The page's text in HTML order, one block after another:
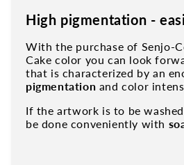
High pigmentation -
With the purchase of Senjo-
Cake color you can look
that is characterized by an
pigmentation and color
If the artwork is to be
be done conveniently with